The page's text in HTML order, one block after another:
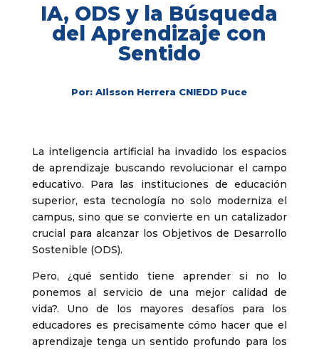
IA, ODS y la Búsqueda
del Aprendizaje con
Sentido
Por: Alisson Herrera CNIEDD Puce
La inteligencia artificial ha invadido los espacios
de aprendizaje buscando revolucionar el campo
educativo. Para las instituciones de educación
superior, esta tecnología no solo moderniza el
campus, sino que se convierte en un catalizador
crucial para alcanzar los Objetivos de Desarrollo
Sostenible (ODS).
Pero, ¿qué sentido tiene aprender si no lo
ponemos al servicio de una mejor calidad de
vida?. Uno de los mayores desafíos para los
educadores es precisamente cómo hacer que el
aprendizaje tenga un sentido profundo para los